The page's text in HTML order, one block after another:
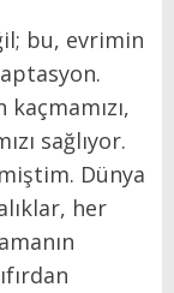
bu, evrimin
sağlıyor.
Dünya
her